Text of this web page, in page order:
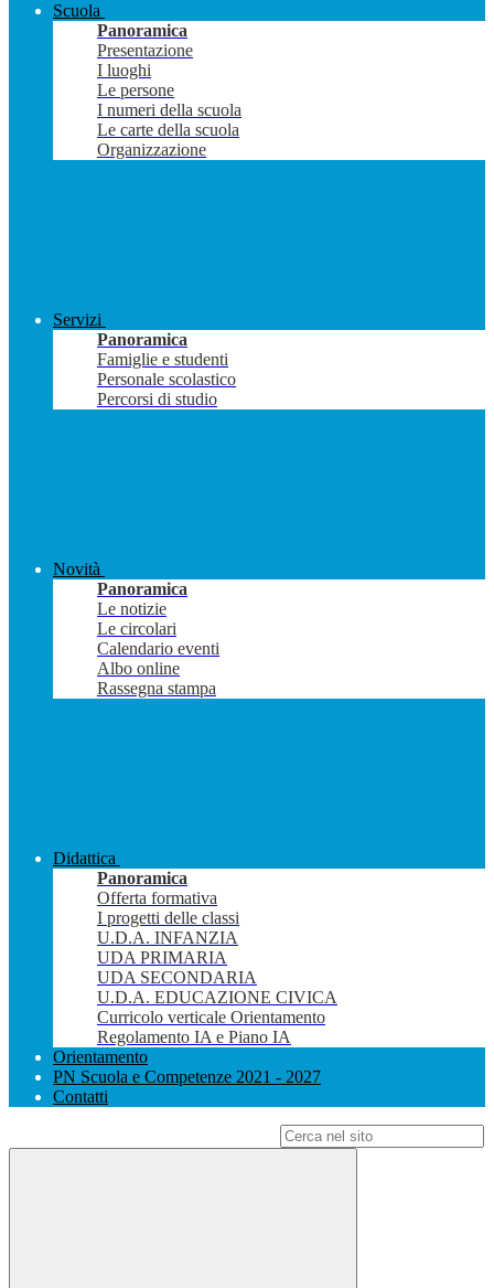
Scuola
Panoramica
Presentazione
I luoghi
Le persone
I numeri della scuola
Le carte della scuola
Organizzazione
Servizi
Panoramica
Famiglie e studenti
Personale scolastico
Percorsi di studio
Novità
Panoramica
Le notizie
Le circolari
Calendario eventi
Albo online
Rassegna stampa
Didattica
Panoramica
Offerta formativa
I progetti delle classi
U.D.A. INFANZIA
UDA PRIMARIA
UDA SECONDARIA
U.D.A. EDUCAZIONE CIVICA
Curricolo verticale Orientamento
Regolamento IA e Piano IA
Orientamento
PN Scuola e Competenze 2021 - 2027
Contatti